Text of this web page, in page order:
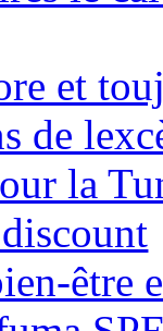
et
de
la
être